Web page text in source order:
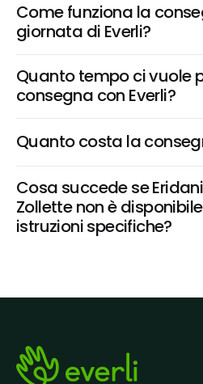
Come funziona la
giornata di Everli?
Quanto tempo ci vuole
consegna con Everli?
Quanto costa la
Cosa succede se
Zollette non è
istruzioni specifiche?